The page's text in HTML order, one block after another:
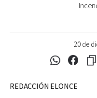
20 de
REDACCIÓN ELONCE